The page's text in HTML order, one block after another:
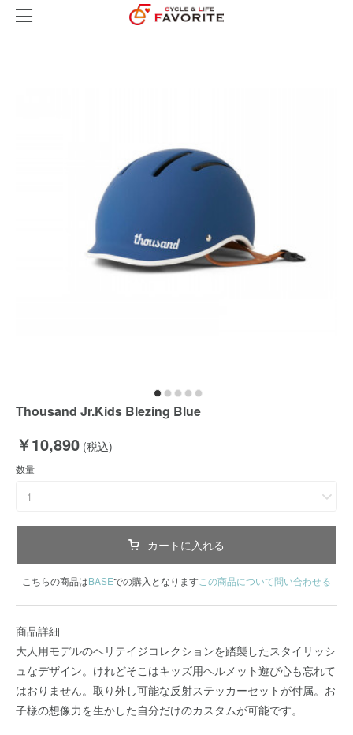
Thousand Jr.Kids Blezing Blue
￥10,890 (税込)
数量
1
カートに入れる
こちらの商品はBASEでの購入となりますこの商品について問い合わせる
商品詳細
大人用モデルのヘリテイジコレクションを踏襲したスタイリッシ
ュなデザイン。けれどそこはキッズ用ヘルメット遊び心も忘れて
はおりません。取り外し可能な反射ステッカーセットが付属。お
子様の想像力を生かした自分だけのカスタムが可能です。